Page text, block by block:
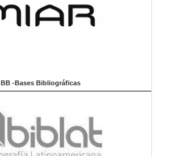
BB -Bases Bibliográficas